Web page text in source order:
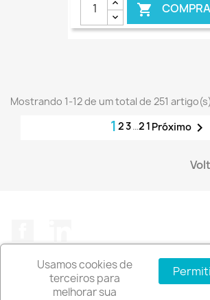

Mostrando 1-12 de um total de 251 artigo(s)
1 23…21 Próximo
Usamos cookies de
terceiros para
melhorar sua